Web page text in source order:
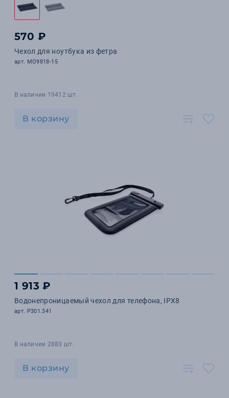
570 ₽
Чехол для ноутбука из фетра
арт. MO9818-15
В наличии 19412 шт.
В корзину
1 913 ₽
Водонепроницаемый чехол для телефона, IPX8
арт. P301.341
В наличии 2883 шт.
В корзину